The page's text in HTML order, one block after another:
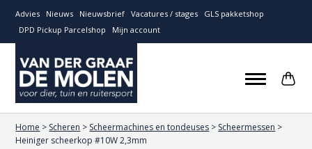
Advies Nieuws Nieuwsbrief Vacatures / stages
GLS pakketshop
DPD Pickup Parcelshop
Mijn account
Home > Scheren > Scheermachines en tondeuses > Scheermessen >
Heiniger scheerkop #10W 2,3mm